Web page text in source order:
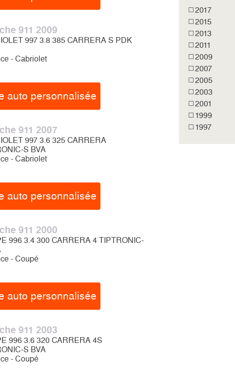
911 2009
997 3.8 385 CARRERA S PDK
- Cabriolet
auto personnalisée
911 2007
997 3.6 325 CARRERA
S BVA
- Cabriolet
auto personnalisée
911 2000
996 3.4 300 CARRERA 4 TIPTRONIC-
- Coupé
auto personnalisée
911 2003
996 3.6 320 CARRERA 4S
S BVA
- Coupé
2017
2015
2013
2011
2009
2007
2005
2003
2001
1999
1997